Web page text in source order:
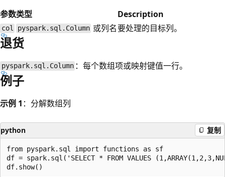
参数类型 Description
col pyspark.sql.Column 或列名要处理的目标列。
退货
pyspark.sql.Column ：每个数组项或映射键值一行。
例子
示例 1 ：分解数组列
python 复制
from pyspark.sql import functions as sf
df = spark.sql('SELECT * FROM VALUES